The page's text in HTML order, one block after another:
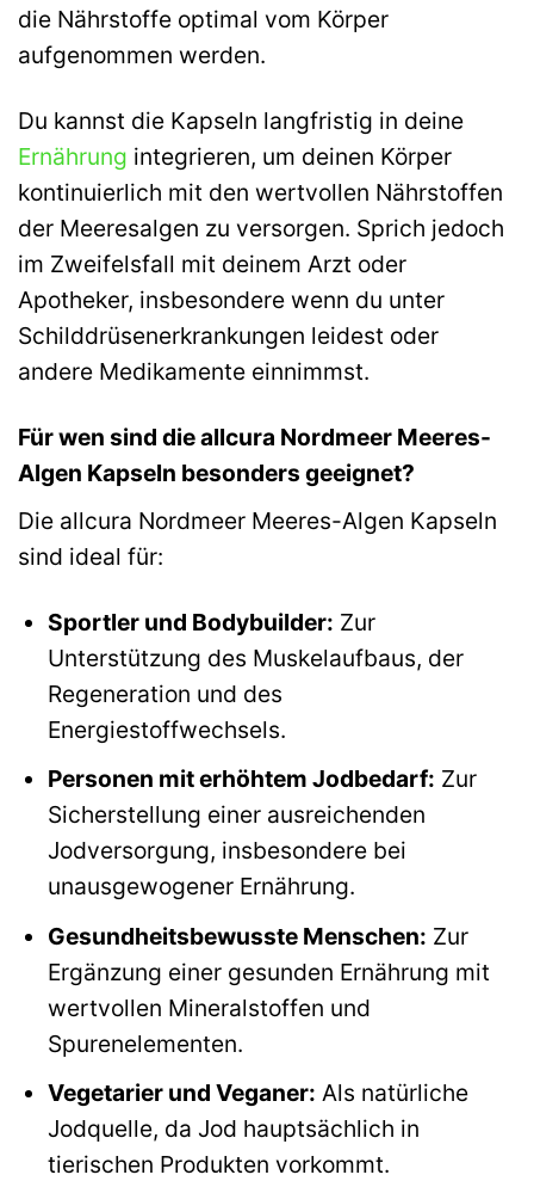
die Nährstoffe optimal vom Körper
aufgenommen werden.
Du kannst die Kapseln langfristig in deine
Ernährung integrieren, um deinen Körper
kontinuierlich mit den wertvollen Nährstoffen
der Meeresalgen zu versorgen. Sprich jedoch
im Zweifelsfall mit deinem Arzt oder
Apotheker, insbesondere wenn du unter
Schilddrüsenerkrankungen leidest oder
andere Medikamente einnimmst.
Für wen sind die allcura Nordmeer Meeres-
Algen Kapseln besonders geeignet?
Die allcura Nordmeer Meeres-Algen Kapseln
sind ideal für:
Sportler und Bodybuilder: Zur
Unterstützung des Muskelaufbaus, der
Regeneration und des
Energiestoffwechsels.
Personen mit erhöhtem Jodbedarf: Zur
Sicherstellung einer ausreichenden
Jodversorgung, insbesondere bei
unausgewogener Ernährung.
Gesundheitsbewusste Menschen: Zur
Ergänzung einer gesunden Ernährung mit
wertvollen Mineralstoffen und
Spurenelementen.
Vegetarier und Veganer: Als natürliche
Jodquelle, da Jod hauptsächlich in
tierischen Produkten vorkommt.